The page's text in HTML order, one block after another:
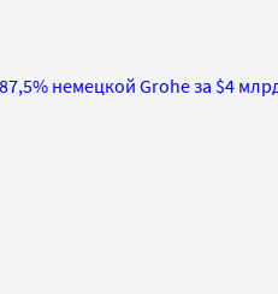
немецкой Grohe за $4